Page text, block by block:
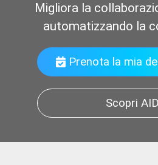
Migliora la
automatizzando la
Prenota la mia
Scopri